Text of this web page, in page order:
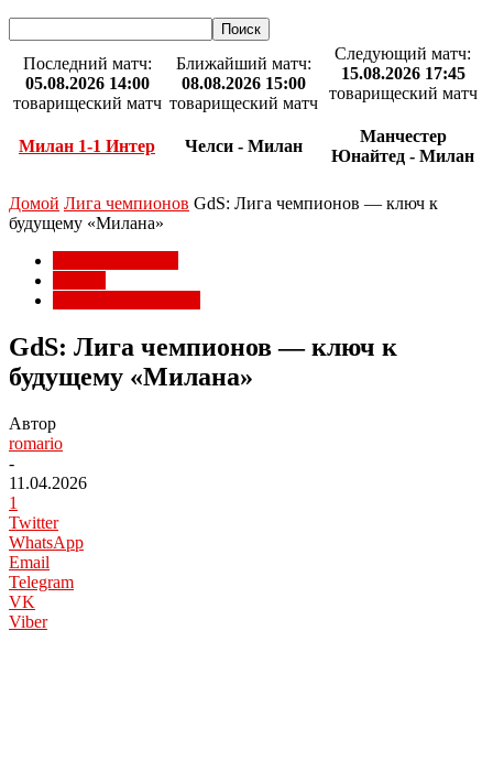
Последний матч:
05.08.2026 14:00
товарищеский матч
Милан 1-1 Интер
Ближайший матч:
08.08.2026 15:00
товарищеский матч
Челси - Милан
Следующий матч:
15.08.2026 17:45
товарищеский матч
Манчестер
Юнайтед - Милан
Домой Лига чемпионов GdS: Лига чемпионов — ключ к
будущему «Милана»
GdS: Лига чемпионов — ключ к
будущему «Милана»
Автор
romario
-
11.04.2026
1
Twitter
WhatsApp
Email
Telegram
VK
Viber